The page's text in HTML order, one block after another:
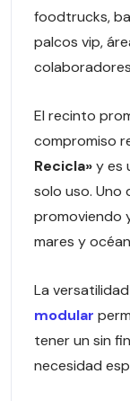
foodtrucks,
palcos vip,
El recinto
compromiso
Recicla»y es
solo uso. Uno
promoviendo
mares y
La
modular
tener un sin
necesidad